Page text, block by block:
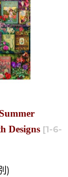
Designs [1-6-
)